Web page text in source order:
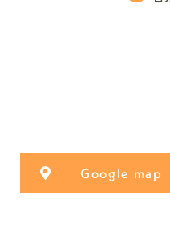
Google map